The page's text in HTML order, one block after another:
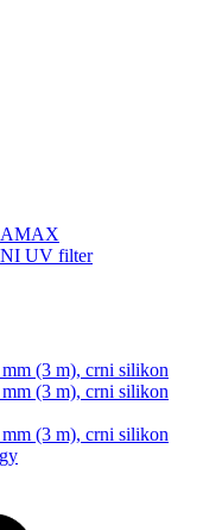
UV filter
(3 m), crni silikon
(3 m), crni silikon
(3 m), crni silikon